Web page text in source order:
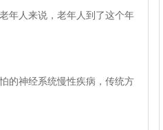
年人来说，老年人到了这个年
的神经系统慢性疾病，传统方